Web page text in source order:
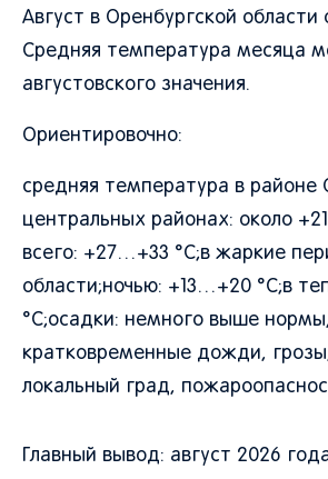
Август в Оренбургской
Средняя температура месяца
августовского значения.
Ориентировочно:
средняя температура в районе
центральных районах: около
всего: +27…+33 °C;в жаркие
области;ночью: +13…+20 °C;в
°C;осадки: немного выше
кратковременные дожди,
локальный град,
Главный вывод: август 2026